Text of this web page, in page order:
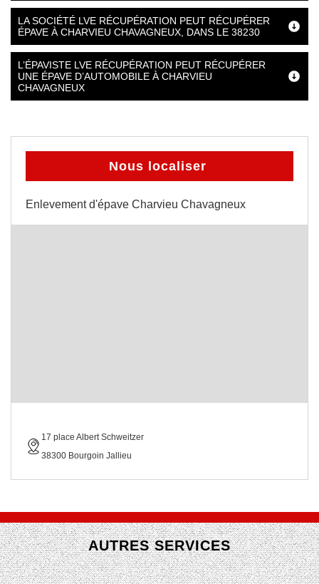
LA SOCIÉTÉ LVE RÉCUPÉRATION PEUT RÉCUPÉRER
ÉPAVE À CHARVIEU CHAVAGNEUX, DANS LE 38230
L’ÉPAVISTE LVE RÉCUPÉRATION PEUT RÉCUPÉRER
UNE ÉPAVE D’AUTOMOBILE À CHARVIEU
CHAVAGNEUX
Nous localiser
Enlevement d'épave Charvieu Chavagneux
17 place Albert Schweitzer
38300 Bourgoin Jallieu
AUTRES SERVICES